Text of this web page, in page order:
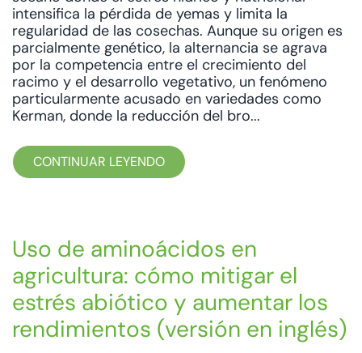
intensifica la pérdida de yemas y limita la
regularidad de las cosechas. Aunque su origen es
parcialmente genético, la alternancia se agrava
por la competencia entre el crecimiento del
racimo y el desarrollo vegetativo, un fenómeno
particularmente acusado en variedades como
Kerman, donde la reducción del bro...
CONTINUAR LEYENDO
Uso de aminoácidos en
agricultura: cómo mitigar el
estrés abiótico y aumentar los
rendimientos (versión en inglés)